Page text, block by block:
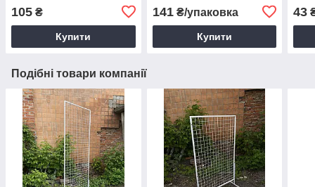
105 ₴
Купити
141₴/упаковка
Купити
43
Подібні товари компанії